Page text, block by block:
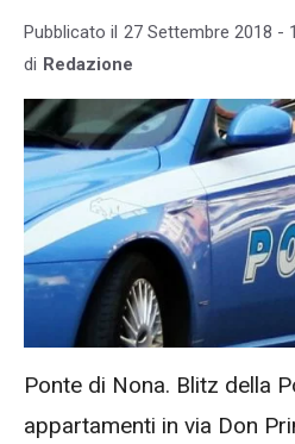
Pubblicato il 27 Settembre 2018 -
di Redazione
Ponte di Nona. Blitz della
appartamenti in via Don